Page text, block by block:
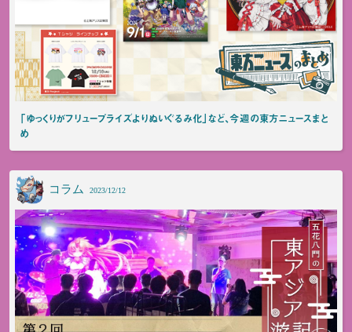
「ゆっくりがフリュープライズよりぬいぐるみ化」など、今週の東方ニュースまと
め
コラム 2023/12/12